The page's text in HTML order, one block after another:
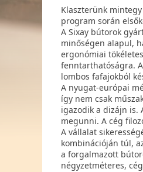
Klaszterünk
program során
A Sixay bútorok
minőségen alapul,
ergonómiai
fenntarthatóságra.
lombos fafajokból
A nyugat-európai
így nem csak
igazodik a dizájn is.
megunni. A cég
A vállalat
kombinációján túl,
a forgalmazott
négyzetméteres,